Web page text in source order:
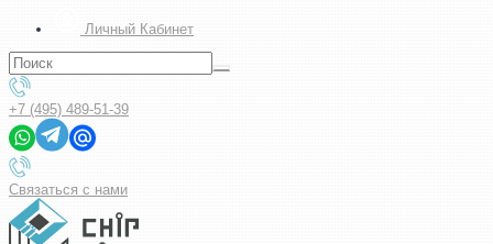
Личный Кабинет
+7 (495) 489-51-39
Связаться с нами